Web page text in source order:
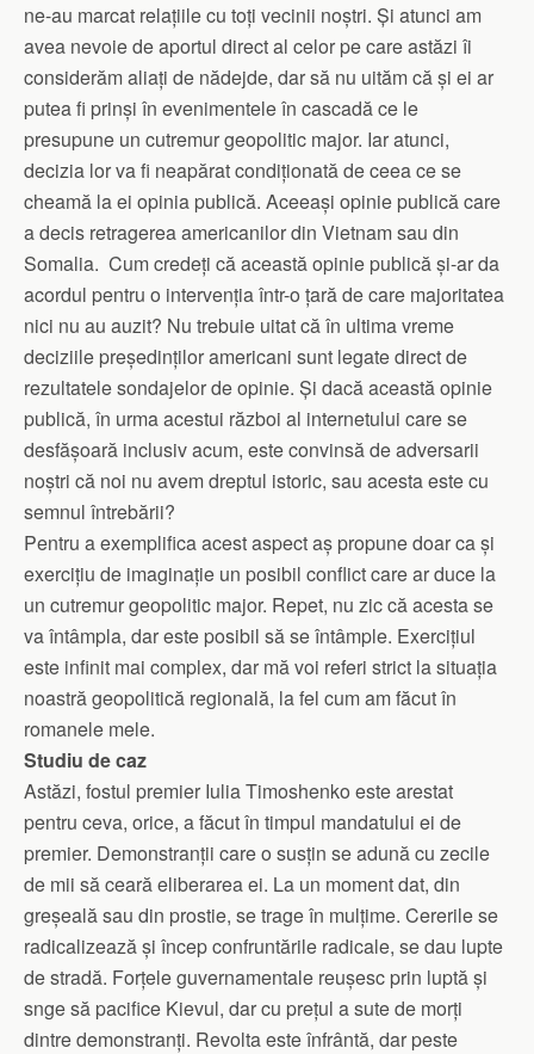
ne-au marcat relațiile cu toți vecinii noștri. Și atunci am
avea nevoie de aportul direct al celor pe care astăzi îi
considerăm aliați de nădejde, dar să nu uităm că și ei ar
putea fi prinși în evenimentele în cascadă ce le
presupune un cutremur geopolitic major. Iar atunci,
decizia lor va fi neapărat condiționată de ceea ce se
cheamă la ei opinia publică. Aceeași opinie publică care
a decis retragerea americanilor din Vietnam sau din
Somalia. Cum credeți că această opinie publică și-ar da
acordul pentru o intervenția într-o țară de care majoritatea
nici nu au auzit? Nu trebuie uitat că în ultima vreme
deciziile președinților americani sunt legate direct de
rezultatele sondajelor de opinie. Și dacă această opinie
publică, în urma acestui război al internetului care se
desfășoară inclusiv acum, este convinsă de adversarii
noștri că noi nu avem dreptul istoric, sau acesta este cu
semnul întrebării?
Pentru a exemplifica acest aspect aș propune doar ca și
exercițiu de imaginație un posibil conflict care ar duce la
un cutremur geopolitic major. Repet, nu zic că acesta se
va întâmpla, dar este posibil să se întâmple. Exercițiul
este infinit mai complex, dar mă voi referi strict la situația
noastră geopolitică regională, la fel cum am făcut în
romanele mele.
Studiu de caz
Astăzi, fostul premier Iulia Timoshenko este arestat
pentru ceva, orice, a făcut în timpul mandatului ei de
premier. Demonstranții care o susțin se adună cu zecile
de mii să ceară eliberarea ei. La un moment dat, din
greșeală sau din prostie, se trage în mulțime. Cererile se
radicalizează și încep confruntările radicale, se dau lupte
de stradă. Forțele guvernamentale reușesc prin luptă și
snge să pacifice Kievul, dar cu prețul a sute de morți
dintre demonstranți. Revolta este înfrântă, dar peste